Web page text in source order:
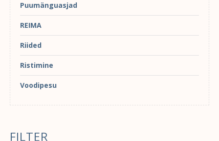
Puumänguasjad
REIMA
Riided
Ristimine
Voodipesu
FILTER